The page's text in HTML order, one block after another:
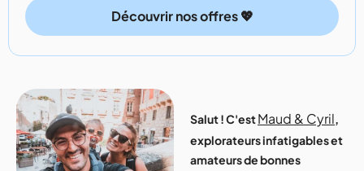
Découvrir nos offres 💖
Salut ! C'estMaud & Cyril,
explorateurs infatigables et
amateurs de bonnes